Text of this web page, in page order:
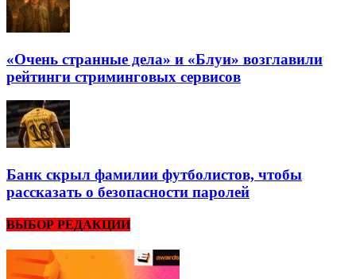
«Очень странные дела» и «Блуи» возглавили
рейтинги стриминговых сервисов
Банк скрыл фамилии футболистов, чтобы
рассказать о безопасности паролей
ВЫБОР РЕДАКЦИИ